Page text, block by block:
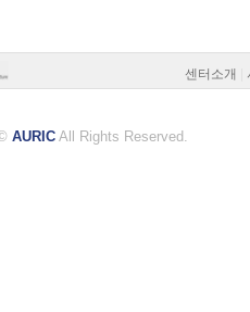
센터소개
AURIC All Rights Reserved.